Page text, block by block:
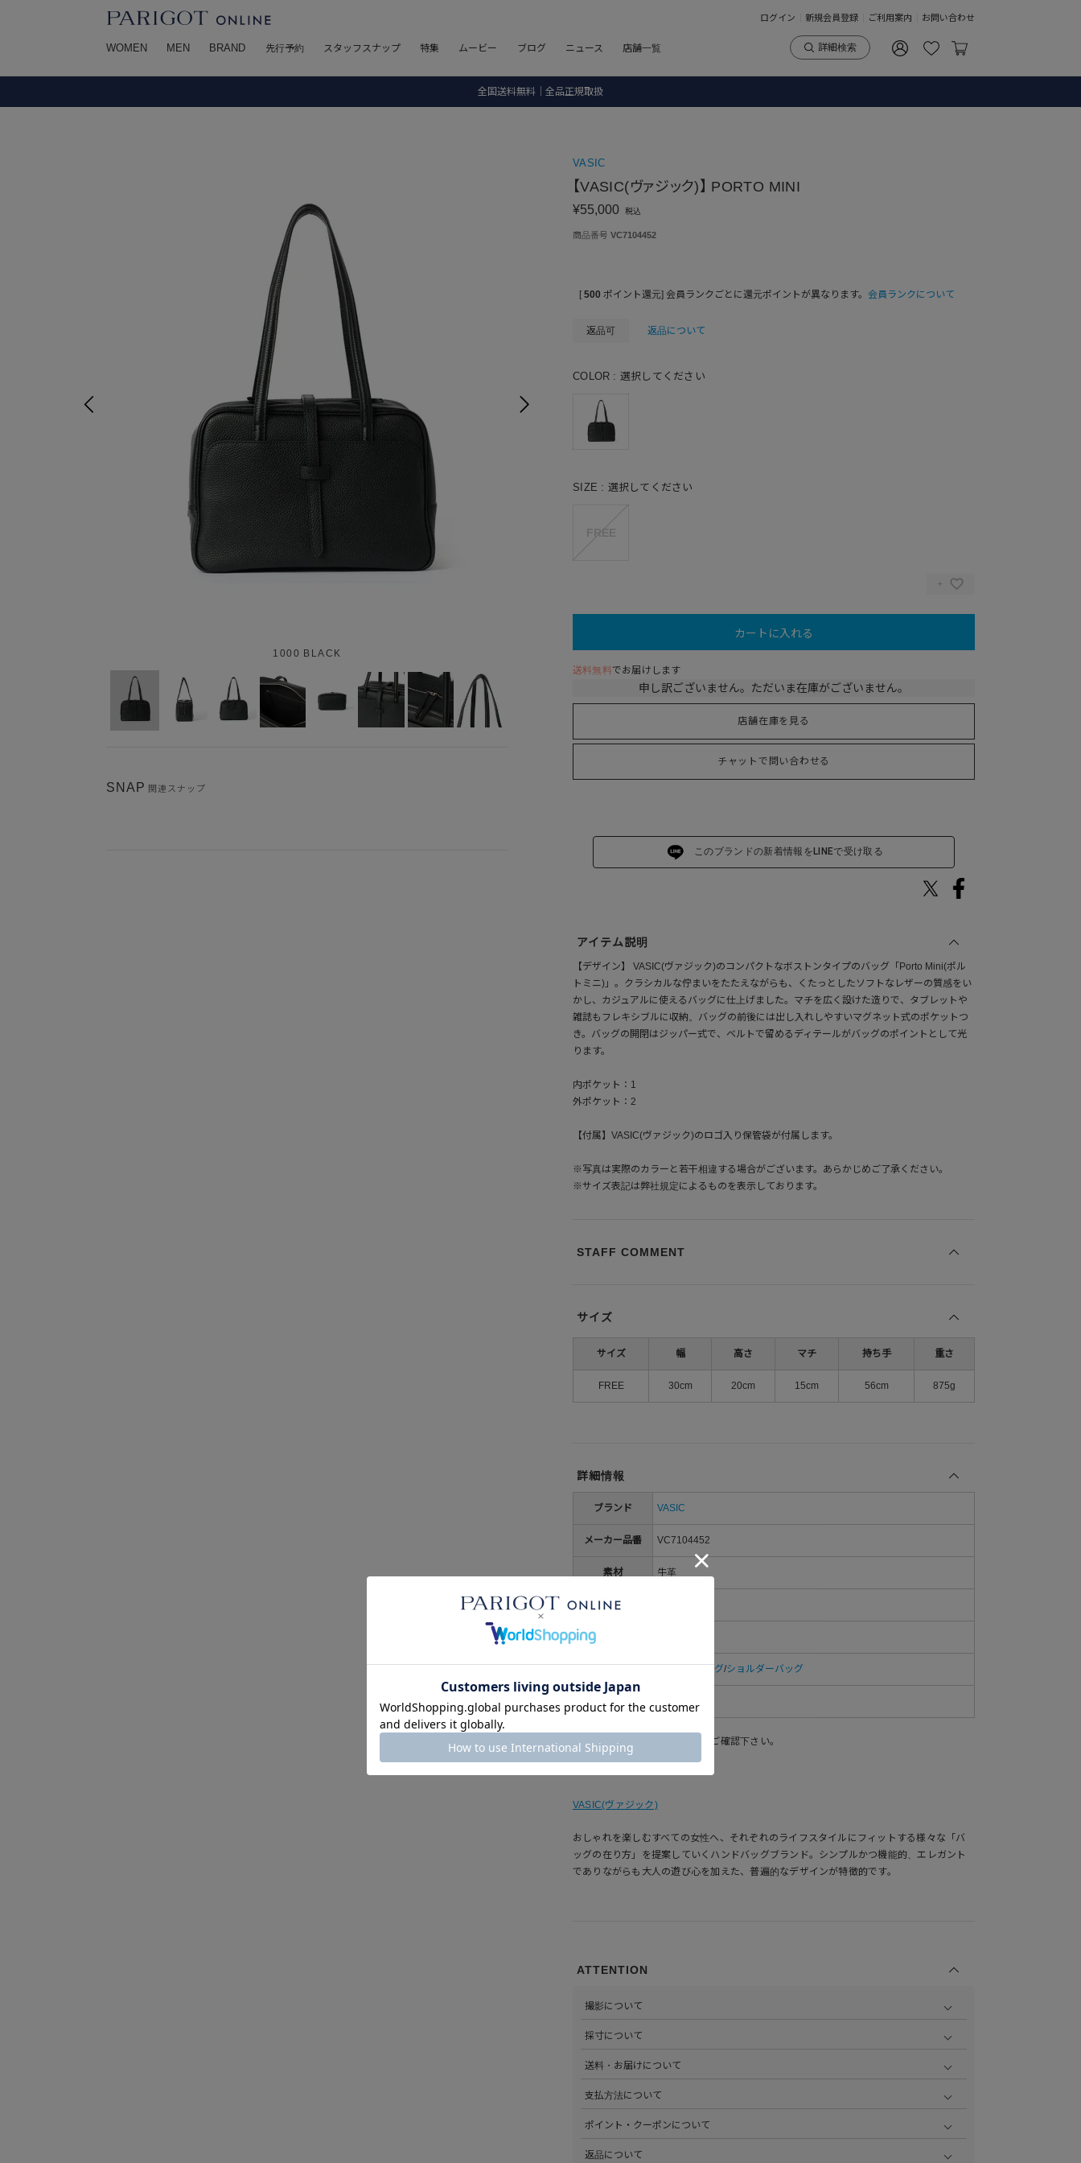
ログイン 新規会員登録 ご利用案内 お問い合わせ
WOMEN MEN BRAND 先行予約 スタッフスナップ 特集 ムービー ブログ ニュース 店舗一覧 詳細検索
全国送料無料｜全品正規取扱
1000 BLACK
SNAP 関連スナップ
VASIC
【VASIC(ヴァジック)】 PORTO MINI
¥55,000 税込
商品番号 VC7104452
[ 500 ポイント還元] 会員ランクごとに還元ポイントが異なります。 会員ランクについて
返品可 返品について
COLOR 選択してください
SIZE 選択してください
カートに入れる
送料無料 でお届けします
申し訳ございません。ただいま在庫がございません。
店舗在庫を見る
チャットで問い合わせる
このブランドの新着情報をLINEで受け取る
アイテム説明
【デザイン】 VASIC(ヴァジック)のコンパクトなボストンタイプのバッグ「Porto Mini(ポル
トミニ)」。クラシカルな佇まいをたたえながらも、くたっとしたソフトなレザーの質感をい
かし、カジュアルに使えるバッグに仕上げました。マチを広く設けた造りで、タブレットや
雑誌もフレキシブルに収納。バッグの前後には出し入れしやすいマグネット式のポケットつ
き。バッグの開閉はジッパー式で、ベルトで留めるディテールがバッグのポイントとして光
ります。
内ポケット：1
外ポケット：2
【付属】VASIC(ヴァジック)のロゴ入り保管袋が付属します。
※写真は実際のカラーと若干相違する場合がございます。あらかじめご了承ください。
※サイズ表記は弊社規定によるものを表示しております。
STAFF COMMENT
サイズ
サイズ 幅 高さ マチ 持ち手 重さ
FREE 30cm 20cm 15cm 56cm 875g
詳細情報
ブランド VASIC
メーカー品番 VC7104452
素材 牛革
取り扱い
カテゴリ すべてのバッグ/ショルダーバッグ
性別
※洗濯表示については をご確認下さい。
VASIC(ヴァジック)
おしゃれを楽しむすべての女性へ、それぞれのライフスタイルにフィットする様々な「バ
ッグの在り方」を提案していくハンドバッグブランド。シンプルかつ機能的、エレガント
でありながらも大人の遊び心を加えた、普遍的なデザインが特徴的です。
ATTENTION
撮影について
心がけています。詳しくは
採寸について
部サイズタブか、または
送料・お届けについて
ださい。
支払方法について
・クレジットカード払い（VISA、Master、JCB、AMEX、Diners）
・PayPay
ポイント・クーポンについて
す。
返品について